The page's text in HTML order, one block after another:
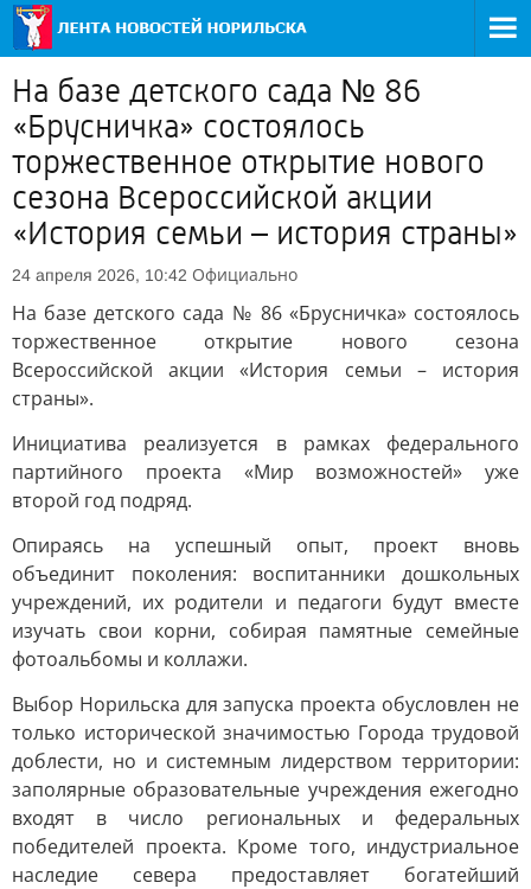
На базе детского сада № 86
«Брусничка» состоялось
торжественное открытие нового
сезона Всероссийской акции
«История семьи – история страны»
24 апреля 2026, 10:42 Официально
На базе детского сада № 86 «Брусничка» состоялось
торжественное открытие нового сезона
Всероссийской акции «История семьи – история
страны».
Инициатива реализуется в рамках федерального
партийного проекта «Мир возможностей» уже
второй год подряд.
Опираясь на успешный опыт, проект вновь
объединит поколения: воспитанники дошкольных
учреждений, их родители и педагоги будут вместе
изучать свои корни, собирая памятные семейные
фотоальбомы и коллажи.
Выбор Норильска для запуска проекта обусловлен не
только исторической значимостью Города трудовой
доблести, но и системным лидерством территории:
заполярные образовательные учреждения ежегодно
входят в число региональных и федеральных
победителей проекта. Кроме того, индустриальное
наследие севера предоставляет богатейший